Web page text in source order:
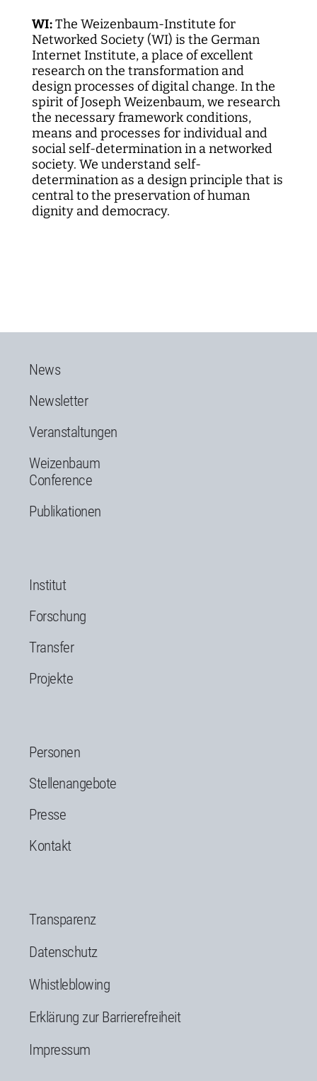
WI:The Weizenbaum-Institute for
Networked Society (WI) is the German
Internet Institute, a place of excellent
research on the transformation and
design processes of digital change. In the
spirit of Joseph Weizenbaum, we research
the necessary framework conditions,
means and processes for individual and
social self-determination in a networked
society. We understand self-
determination as a design principle that is
central to the preservation of human
dignity and democracy.
News
Newsletter
Veranstaltungen
Weizenbaum
Conference
Publikationen
Institut
Forschung
Transfer
Projekte
Personen
Stellenangebote
Presse
Kontakt
Transparenz
Datenschutz
Whistleblowing
Erklärung zur Barrierefreiheit
Impressum